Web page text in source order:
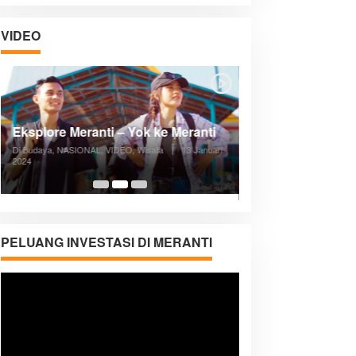
VIDEO
05:08
Posyandu Melayani Semua Siklus
Hidup
Di ADVERTORIAL, Kesehatan, VIDEO |
27
Desember 2023
PELUANG INVESTASI DI MERANTI